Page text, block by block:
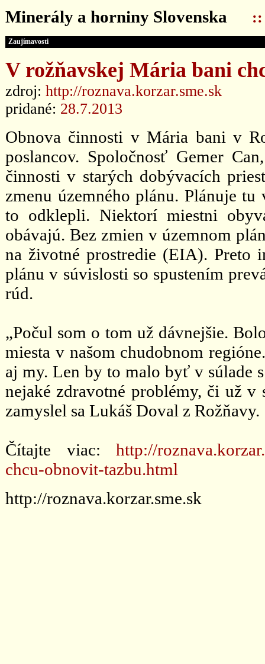
Minerály a horniny Slovenska ::
Zaujímavosti
V rožňavskej Mária bani
zdroj: http://roznava.korzar.sme.sk
pridané: 28.7.2013
Obnova činnosti v Mária bani v
poslancov. Spoločnosť Gemer
činnosti v starých dobývacích
zmenu územného plánu. Plánuje
to odklepli. Niektorí miestni
obávajú. Bez zmien v územnom
na životné prostredie (EIA). Preto
plánu v súvislosti so spustením
rúd.
„Počul som o tom už dávnejšie.
miesta v našom chudobnom
aj my. Len by to malo byť v súlade
nejaké zdravotné problémy, či už
zamyslel sa Lukáš Doval z Rožňavy.
Čítajte viac: http://
chcu-obnovit-tazbu.html
http://roznava.korzar.sme.sk